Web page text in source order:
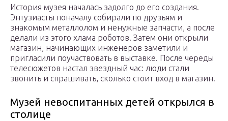
История музея началась задолго до его создания.
Энтузиасты поначалу собирали по друзьям и
знакомым металлолом и ненужные запчасти, а после
делали из этого хлама роботов. Затем они открыли
магазин, начинающих инженеров заметили и
пригласили поучаствовать в выставке. После череды
телесюжетов настал звездный час: люди стали
звонить и спрашивать, сколько стоит вход в магазин.
Музей невоспитанных детей открылся в
столице